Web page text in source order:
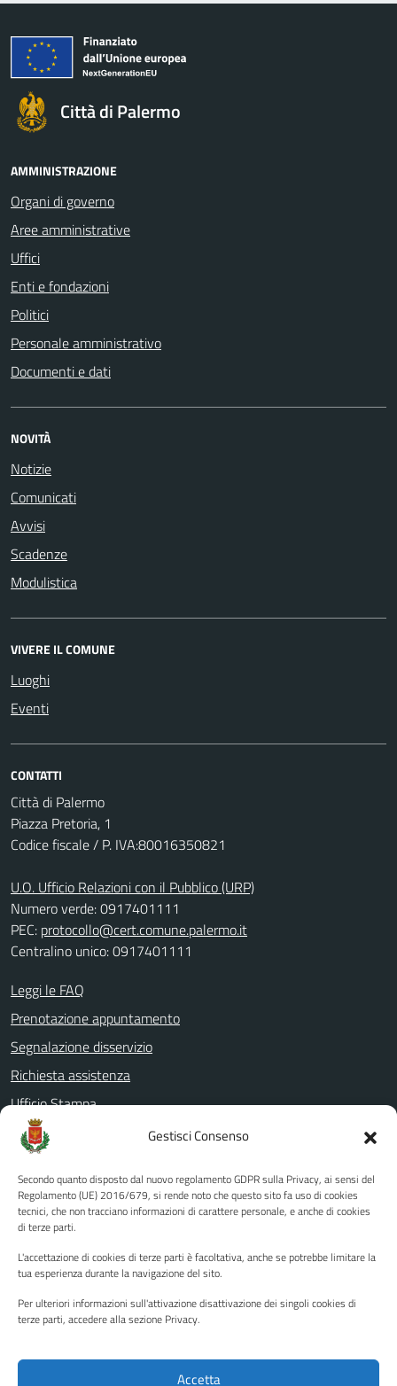
Gestisci Consenso
Secondo quanto disposto dal nuovo regolamento GDPR sulla Privacy, ai sensi del
Regolamento (UE) 2016/679, si rende noto che questo sito fa uso di cookies
tecnici, che non tracciano informazioni di carattere personale, e anche di cookies
di terze parti.
L'accettazione di cookies di terze parti è facoltativa, anche se potrebbe limitare la
tua esperienza durante la navigazione del sito.
Per ulteriori informazioni sull'attivazione disattivazione dei singoli cookies di
terze parti, accedere alla sezione Privacy.
Accetta
Città di Palermo
AMMINISTRAZIONE
Organi di governo
Aree amministrative
Uffici
Enti e fondazioni
Politici
Personale amministrativo
Documenti e dati
NOVITÀ
Notizie
Comunicati
Avvisi
Scadenze
Modulistica
VIVERE IL COMUNE
Luoghi
Eventi
CONTATTI
Città di Palermo
Piazza Pretoria, 1
Codice fiscale / P. IVA:80016350821
U.O. Ufficio Relazioni con il Pubblico (URP)
Numero verde: 0917401111
PEC: protocollo@cert.comune.palermo.it
Centralino unico: 0917401111
Leggi le FAQ
Prenotazione appuntamento
Segnalazione disservizio
Richiesta assistenza
Ufficio Stampa
Amministrazione Trasparente
Albo pretorio
Informativa privacy
Note legali
Piano di miglioramento del sito
Instagram